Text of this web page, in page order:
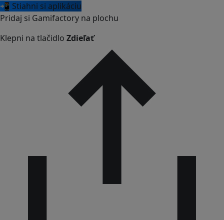
📲 Stiahni si aplikáciu
Pridaj si Gamifactory na plochu
Klepni na tlačidlo Zdieľať